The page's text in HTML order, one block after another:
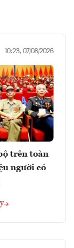
10:23, 07/08/2026
trên toàn
người có